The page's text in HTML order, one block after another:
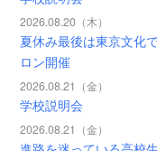
2026.08.20（木）
夏休み最後は東京文化
ロン開催
2026.08.21（金）
学校説明会
2026.08.21（金）